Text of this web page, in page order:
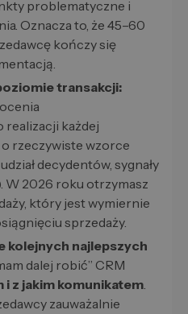
problematyczne i
Oznacza to, że 45–60
kończy się
transakcji:
każdej
rzeczywiste wzorce
decydentów, sygnały
W 2026 roku otrzymasz
który jest wymiernie
sprzedaży.
kolejnych najlepszych
dalej robić” CRM
i z jakim komunikatem.
zauważalnie